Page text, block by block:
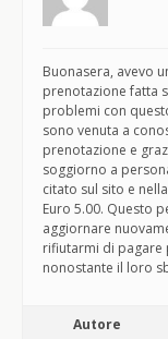
Buonasera, avevo
prenotazione fatta
problemi con
sono venuta a
prenotazione e
soggiorno a
citato sul sito e
Euro 5.00. Questo
aggiornare
rifiutarmi di pagare
nonostante il loro
Autore